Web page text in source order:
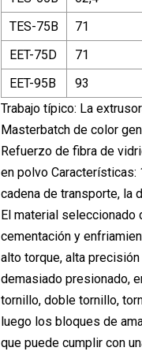
TES-75B
71
EET-75D
71
EET-95B
93
Trabajo típico: La
Masterbatch de color
Refuerzo de fibra de
en polvo Características:
cadena de transporte, la
El material
cementación y
alto torque, alta
demasiado presionado,
tornillo, doble tornillo,
luego los bloques de
que puede cumplir con